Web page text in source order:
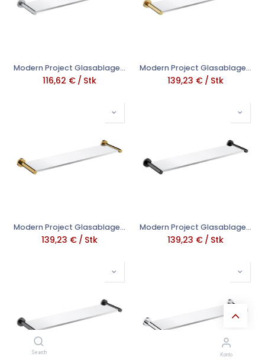
Search Konto
Modern Project Glasablage, Nickel gebürstet (NI) MP60930NI
116,62 € / Stk
Modern Project Glasablage, Gold gebürstetet (GLB) MP60930GLB
139,23 € / Stk
Modern Project Glasablage, Gold poliert (GL) MP60930GL
139,23 € / Stk
Modern Project Glasablage, Graphit gebürstet (GR) MP60930GR
139,23 € / Stk